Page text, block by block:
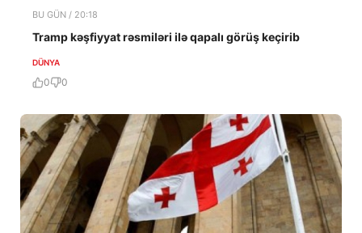
BU GÜN / 20:18
Tramp kəşfiyyat rəsmiləri ilə qapalı görüş keçirib
DÜNYA
0 0